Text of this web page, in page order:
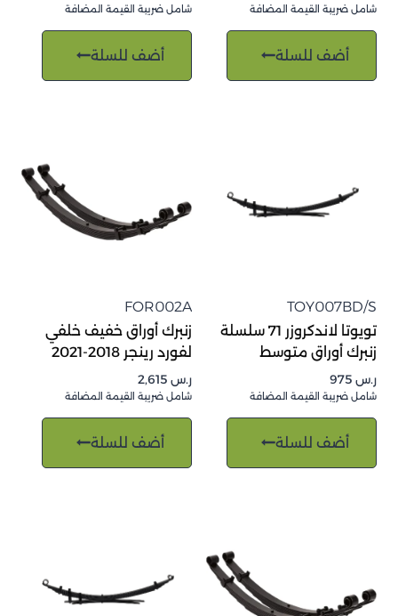
شامل ضريبة القيمة المضافة
أضف للسلة
شامل ضريبة القيمة المضافة
أضف للسلة
TOY007BD/S
تويوتا لاندكروزر 71 سلسلة
زنبرك أوراق متوسط
ر.س
شامل ضريبة القيمة المضافة
أضف للسلة
FOR002A
زنبرك أوراق خفيف خلفي
لفورد رينجر 2018-2021
ر.س
شامل ضريبة القيمة المضافة
أضف للسلة